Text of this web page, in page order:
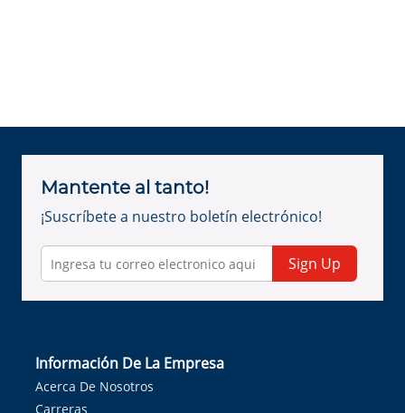
Mantente al tanto!
¡Suscríbete a nuestro boletín electrónico!
Sign Up
Información De La Empresa
Acerca De Nosotros
Carreras